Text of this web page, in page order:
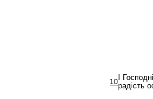
10 І
радість